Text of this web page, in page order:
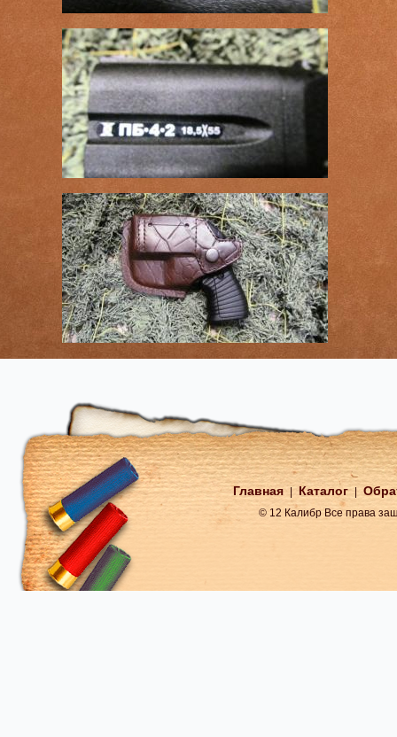
Главная Каталог
© 12 Калибр Все права